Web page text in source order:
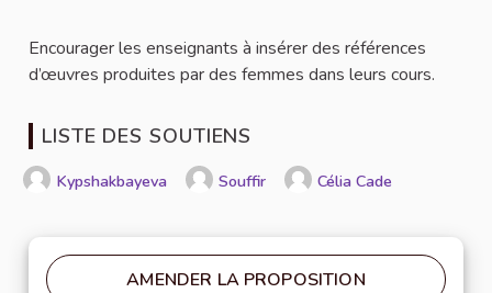
Encourager les enseignants à insérer des références
d’œuvres produites par des femmes dans leurs cours.
LISTE DES SOUTIENS
Kypshakbayeva Souffir Célia Cade
AMENDER LA PROPOSITION